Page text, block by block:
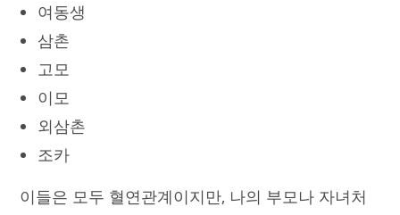
여동생
삼촌
고모
이모
외삼촌
조카
이들은 모두 혈연관계이지만, 나의 부모나 자녀처